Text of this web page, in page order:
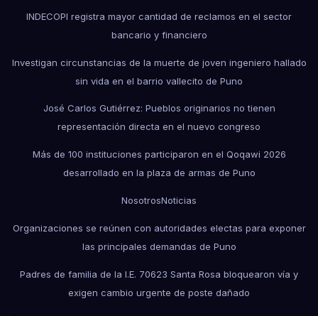
INDECOPI registra mayor cantidad de reclamos en el sector
bancario y financiero
Investigan circunstancias de la muerte de joven ingeniero hallado
sin vida en el barrio vallecito de Puno
José Carlos Gutiérrez: Pueblos originarios no tienen
representación directa en el nuevo congreso
Más de 100 instituciones participaron en el Qoqawi 2026
desarrollado en la plaza de armas de Puno
NosotrosNoticias
Organizaciones se reúnen con autoridades electas para exponer
las principales demandas de Puno
Padres de familia de la I.E. 70623 Santa Rosa bloquearon vía y
exigen cambio urgente de poste dañado